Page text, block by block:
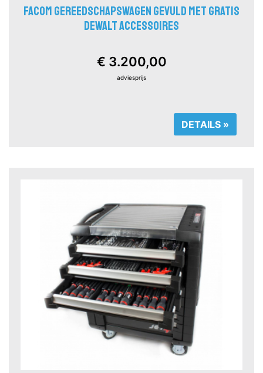
FACOM GEREEDSCHAPSWAGEN GEVULD MET GRATIS
DEWALT ACCESSOIRES
€ 3.200,00
adviesprijs
DETAILS »